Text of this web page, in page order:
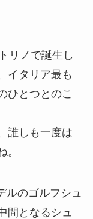
リノで誕生し
イタリア最も
ひとつとのこ
誰しも一度は
。
ルのゴルフシュ
間となるシュ